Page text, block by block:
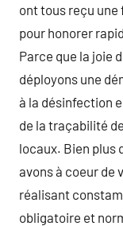
ont tous reçu
pour honorer
Parce que la joie
déployons une
à la désinfection
de la traçabilité
locaux. Bien plus
avons à coeur de
réalisant
obligatoire et